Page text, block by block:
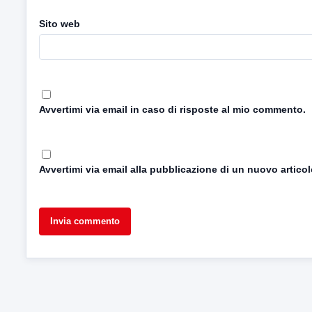
Sito web
Avvertimi via email in caso di risposte al mio commento.
Avvertimi via email alla pubblicazione di un nuovo